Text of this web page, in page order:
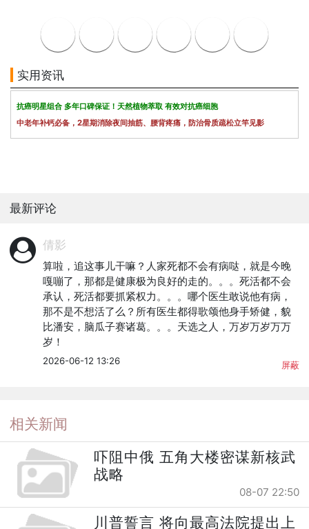
实用资讯
抗癌明星组合 多年口碑保证！天然植物萃取 有效对抗癌细胞
中老年补钙必备，2星期消除夜间抽筋、腰背疼痛，防治骨质疏松立竿见影
最新评论
倩影
算啦，追这事儿干嘛？人家死都不会有病哒，就是今晚
嘎嘣了，那都是健康极为良好的走的。。。死活都不会
承认，死活都要抓紧权力。。。哪个医生敢说他有病，
那不是不想活了么？所有医生都得歌颂他身手矫健，貌
比潘安，脑瓜子赛诸葛。。。天选之人，万岁万岁万万
岁！
2026-06-12 13:26 屏蔽
相关新闻
吓阻中俄 五角大楼密谋新核武
战略
08-07 22:50
川普誓言 将向最高法院提出上